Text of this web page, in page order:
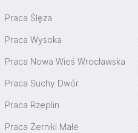
Praca Ślęza
Praca Wysoka
Praca Nowa Wieś Wrocławska
Praca Suchy Dwór
Praca Rzeplin
Praca Żerniki Małe